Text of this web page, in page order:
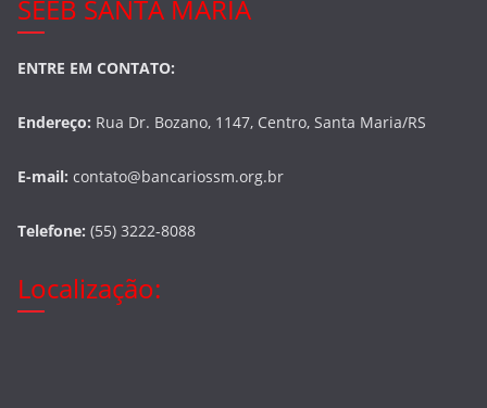
SEEB SANTA MARIA
ENTRE EM CONTATO:
Endereço: Rua Dr. Bozano, 1147, Centro, Santa Maria/RS
E-mail: contato@bancariossm.org.br
Telefone: (55) 3222-8088
Localização: